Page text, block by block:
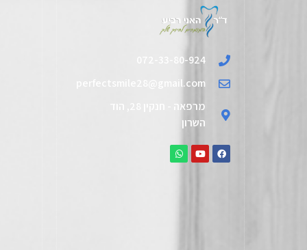
072-33-80-924
perfectsmile28@gmail.com
השרון